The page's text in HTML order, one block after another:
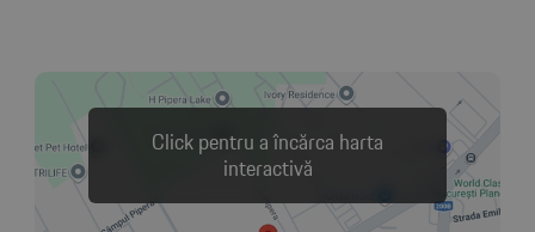
Click pentru a încărca harta
interactivă